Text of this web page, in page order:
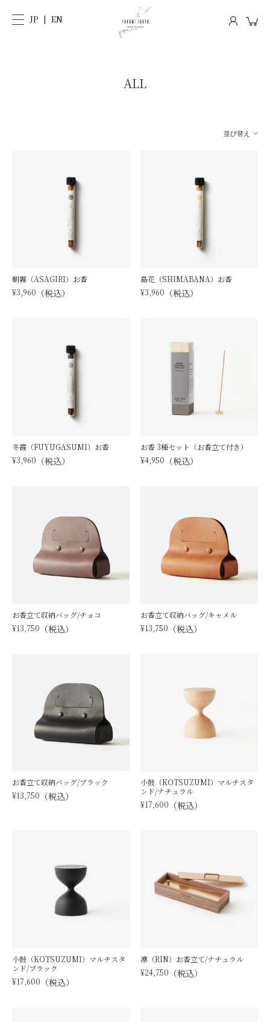
JP EN
ALL
並び替え
朝霧（ASAGIRI）お香
¥3,960 税込
島花（SHIMABANA）お香
¥3,960 税込
冬霞（FUYUGASUMI）お香
¥3,960 税込
お香 3種セット（お香立て付き）
¥4,950 税込
お香立て収納バッグ/チョコ
¥13,750 税込
お香立て収納バッグ/キャメル
¥13,750 税込
お香立て収納バッグ/ブラック
¥13,750 税込
小鼓（KOTSUZUMI）マルチスタ
ンド/ナチュラル
¥17,600 税込
小鼓（KOTSUZUMI）マルチスタ
ンド/ブラック
¥17,600 税込
凛（RIN）お香立て/ナチュラル
¥24,750 税込